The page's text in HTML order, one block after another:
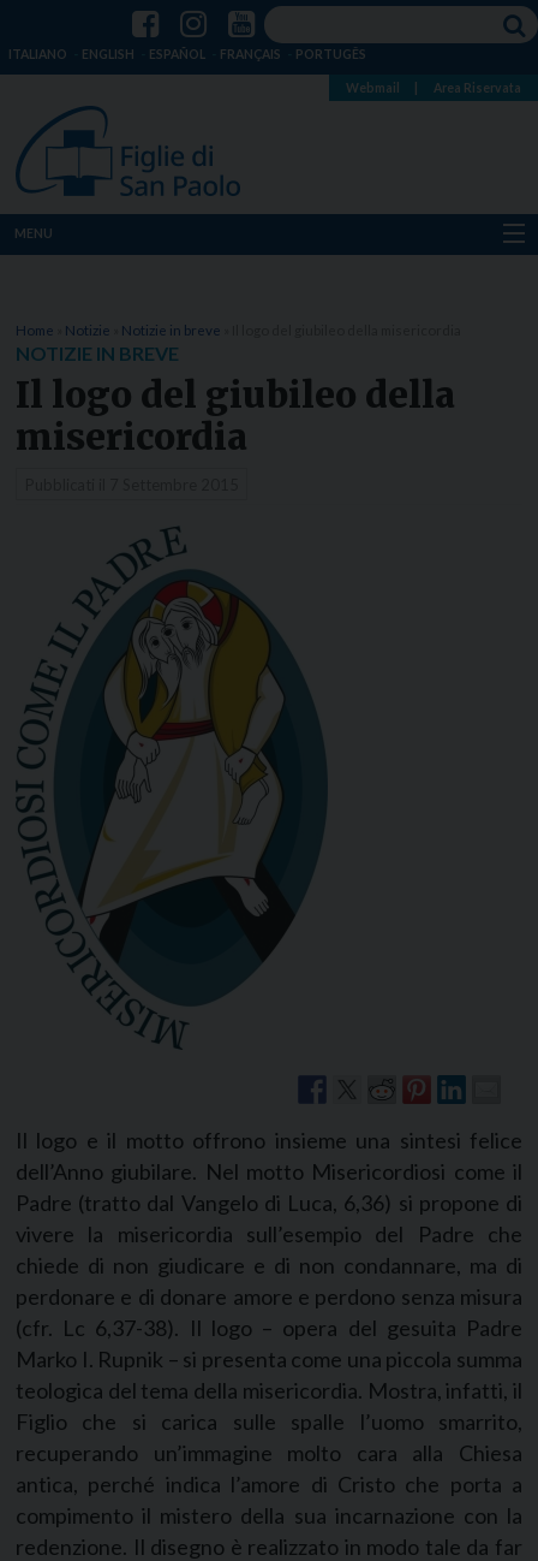
ITALIANO ENGLISH ESPAÑOL FRANÇAIS PORTUGÊS
Webmail Area Riservata
MENU
Dove siamo
Notizie
Home Notizie Notizie in breve
NOTIZIE IN BREVE
Il logo del giubileo della
misericordia
Il logo e il motto offrono insieme una sintesi felice
dell’Anno giubilare. Nel motto Misericordiosi come il
Padre (tratto dal Vangelo di Luca, 6,36) si propone di
vivere la misericordia sull’esempio del Padre che
chiede di non giudicare e di non condannare, ma di
perdonare e di donare amore e perdono senza misura
(cfr. Lc 6,37-38). Il logo – opera del gesuita Padre
Marko I. Rupnik – si presenta come una piccola summa
teologica del tema della misericordia. Mostra, infatti, il
Figlio che si carica sulle spalle l’uomo smarrito,
recuperando un’immagine molto cara alla Chiesa
antica, perché indica l’amore di Cristo che porta a
compimento il mistero della sua incarnazione con la
redenzione. Il disegno è realizzato in modo tale da far